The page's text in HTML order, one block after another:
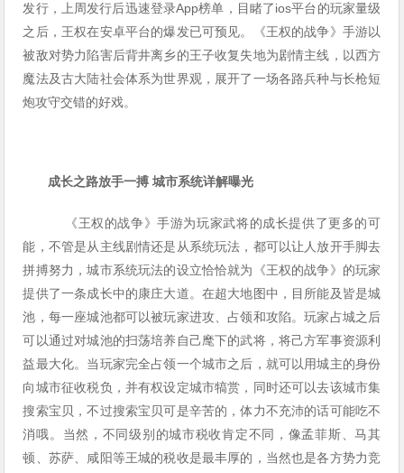
发行，上周发行后迅速登录App榜单，目睹了ios平台的玩家量级
之后，王权在安卓平台的爆发已可预见。《王权的战争》手游以
被敌对势力陷害后背井离乡的王子收复失地为剧情主线，以西方
魔法及古大陆社会体系为世界观，展开了一场各路兵种与长枪短
炮攻守交错的好戏。
成长之路放手一搏 城市系统详解曝光
《王权的战争》手游为玩家武将的成长提供了更多的可
能，不管是从主线剧情还是从系统玩法，都可以让人放开手脚去
拼搏努力，城市系统玩法的设立恰恰就为《王权的战争》的玩家
提供了一条成长中的康庄大道。在超大地图中，目所能及皆是城
池，每一座城池都可以被玩家进攻、占领和攻陷。玩家占城之后
可以通过对城池的扫荡培养自己麾下的武将，将己方军事资源利
益最大化。当玩家完全占领一个城市之后，就可以用城主的身份
向城市征收税负，并有权设定城市犒赏，同时还可以去该城市集
搜索宝贝，不过搜索宝贝可是辛苦的，体力不充沛的话可能吃不
消哦。当然，不同级别的城市税收肯定不同，像孟菲斯、马其
顿、苏萨、咸阳等王城的税收是最丰厚的，当然也是各方势力竞